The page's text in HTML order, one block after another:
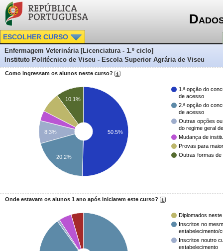
ESCOLHER CURSO
Enfermagem Veterinária [Licenciatura - 1.º ciclo]
Instituto Politécnico de Viseu - Escola Superior Agrária de Viseu
Como ingressam os alunos neste curso?
1.ª opção do
de acesso
2.ª opção do
de acesso
Outras opções
do regime geral
Mudança de
Provas para
Outras formas de
10.1%
8.3%
20.2%
50.5%
Onde estavam os alunos 1 ano após iniciarem este curso?
Diplomados
Inscritos no
estabelecimento/
Inscritos noutro
estabelecimento